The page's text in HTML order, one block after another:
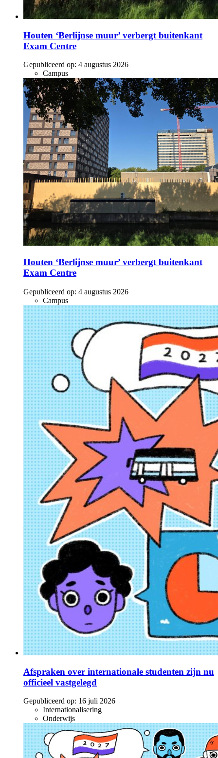
Houten ‘Berlijnse muur’ verbergt buitenkant
Exam Centre
Gepubliceerd op: 4 augustus 2026
Campus
Houten ‘Berlijnse muur’ verbergt buitenkant
Exam Centre
Gepubliceerd op: 4 augustus 2026
Campus
Afspraken over internationale studenten zijn nu
officieel vastgelegd
Gepubliceerd op: 16 juli 2026
Internationalisering
Onderwijs